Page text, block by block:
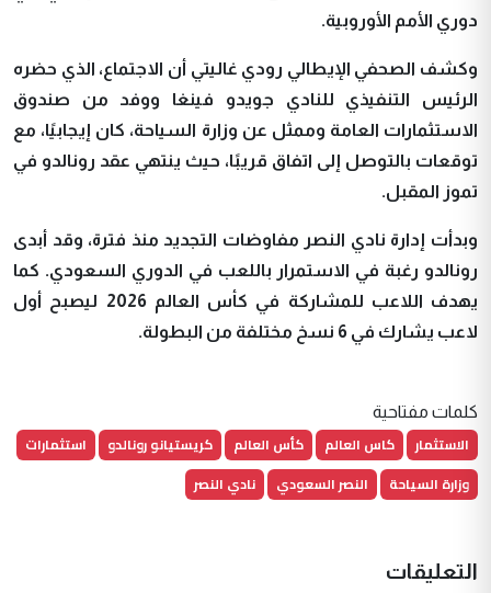
دوري الأمم الأوروبية.
وكشف الصحفي الإيطالي رودي غاليتي أن الاجتماع، الذي حضره
الرئيس التنفيذي للنادي جويدو فينغا ووفد من صندوق
الاستثمارات العامة وممثل عن وزارة السياحة، كان إيجابيًا، مع
توقعات بالتوصل إلى اتفاق قريبًا، حيث ينتهي عقد رونالدو في
تموز المقبل.
وبدأت إدارة نادي النصر مفاوضات التجديد منذ فترة، وقد أبدى
رونالدو رغبة في الاستمرار باللعب في الدوري السعودي. كما
يهدف اللاعب للمشاركة في كأس العالم 2026 ليصبح أول
لاعب يشارك في 6 نسخ مختلفة من البطولة.
كلمات مفتاحية
الاستثمار كاس العالم كأس العالم كريستيانو رونالدو
استثمارات
وزارة السياحة
النصر السعودي نادي النصر
التعليقات